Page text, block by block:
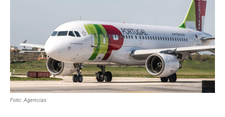
Foto: Agencias